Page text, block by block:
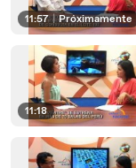
11:57 | Próximamente
11:18